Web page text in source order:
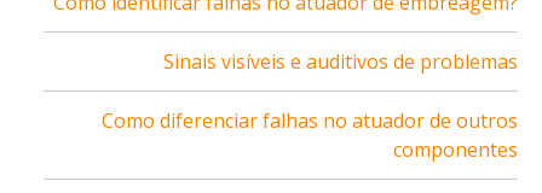
Sinais visíveis e auditivos de problemas
Como diferenciar falhas no atuador de outros
componentes